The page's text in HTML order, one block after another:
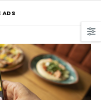
ADS